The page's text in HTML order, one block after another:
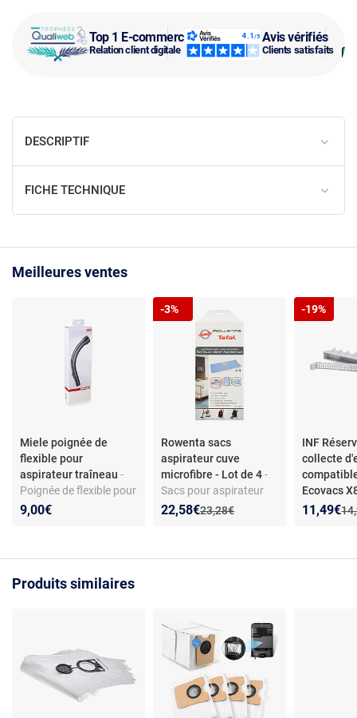
Top 1 E-commerce
Relation client digitale
Avis vérifiés
Clients satisfaits
DESCRIPTIF
FICHE TECHNIQUE
Meilleures ventes
Miele poignée de
flexible pour
aspirateur traîneau -
Poignée de flexible pour
aspirateur traîneau -
9,00€
Rowenta sacs
aspirateur cuve
microfibre - Lot de 4-
Sacs pour aspirateur
cuve en microfibre -
Ancien prix :
23,28€
Nouveau prix :
22,58€
Réduction de :
-3%
INF
collecte
Ecovacs
X9 T80 -
Nouveau
11,49€
-19%
Produits similaires